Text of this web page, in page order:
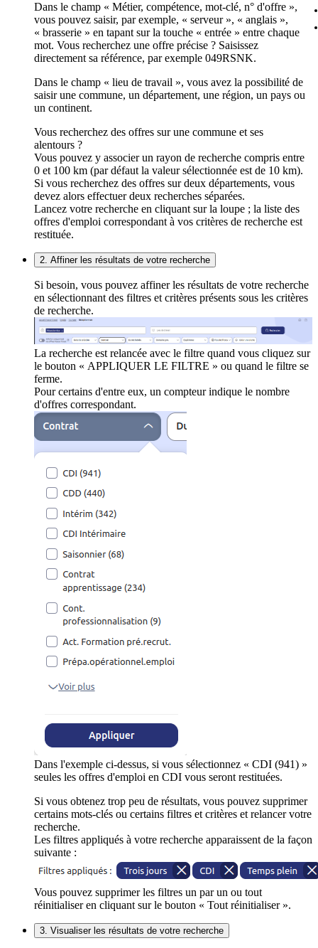
Dans le champ « Métier, compétence, mot-clé, n° d'offre »,
vous pouvez saisir, par exemple, « serveur », « anglais »,
« brasserie » en tapant sur la touche « entrée » entre chaque
mot. Vous recherchez une offre précise ? Saisissez
directement sa référence, par exemple 049RSNK.
Dans le champ « lieu de travail », vous avez la possibilité de
saisir une commune, un département, une région, un pays ou
un continent.
Vous recherchez des offres sur une commune et ses
alentours ?
Vous pouvez y associer un rayon de recherche compris entre
0 et 100 km (par défaut la valeur sélectionnée est de 10 km).
Si vous recherchez des offres sur deux départements, vous
devez alors effectuer deux recherches séparées.
Lancez votre recherche en cliquant sur la loupe ; la liste des
offres d'emploi correspondant à vos critères de recherche est
restituée.
2. Affiner les résultats de votre recherche
Si besoin, vous pouvez affiner les résultats de votre recherche
en sélectionnant des filtres et critères présents sous les critères
de recherche.
La recherche est relancée avec le filtre quand vous cliquez sur
le bouton « APPLIQUER LE FILTRE » ou quand le filtre se
ferme.
Pour certains d'entre eux, un compteur indique le nombre
d'offres correspondant.
Dans l'exemple ci-dessus, si vous sélectionnez « CDI (941) »
seules les offres d'emploi en CDI vous seront restituées.
Si vous obtenez trop peu de résultats, vous pouvez supprimer
certains mots-clés ou certains filtres et critères et relancer votre
recherche.
Les filtres appliqués à votre recherche apparaissent de la façon
suivante :
Vous pouvez supprimer les filtres un par un ou tout
réinitialiser en cliquant sur le bouton « Tout réinitialiser ».
3. Visualiser les résultats de votre recherche